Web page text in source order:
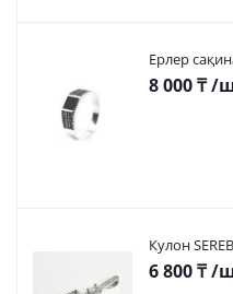
Ерлер
8 000₸/
Кулон
6 800₸/